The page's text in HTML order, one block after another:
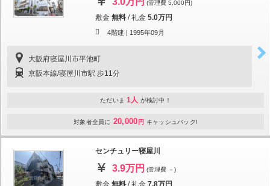
(管理費 5,000円)
敷金 無料 /礼金 5.0万円
4階建 | 1995年09月
大阪府寝屋川市平池町
京阪本線/寝屋川市駅 歩11分
ただいま 1人 が検討中！
対象者全員に 20,000 円 キャッシュバック!
センチュリー寝屋川
3.9万円 (管理費 －)
敷金 無料 /礼金 7.8万円